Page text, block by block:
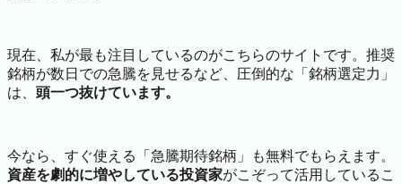
現在、私が最も注目しているのがこちらのサイトです。推奨
銘柄が数日での急騰を見せるなど、圧倒的な「銘柄選定力」
は、 頭一つ抜けています。
今なら、すぐ使える「急騰期待銘柄」も無料でもらえます。
資産を劇的に増やしている投資家がこぞって活用しているこ